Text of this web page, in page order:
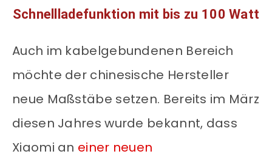
Schnellladefunktion mit bis zu 100 Watt
Auch im kabelgebundenen Bereich
möchte der chinesische Hersteller
neue Maßstäbe setzen. Bereits im März
diesen Jahres wurde bekannt, dass
Xiaomi an einer neuen